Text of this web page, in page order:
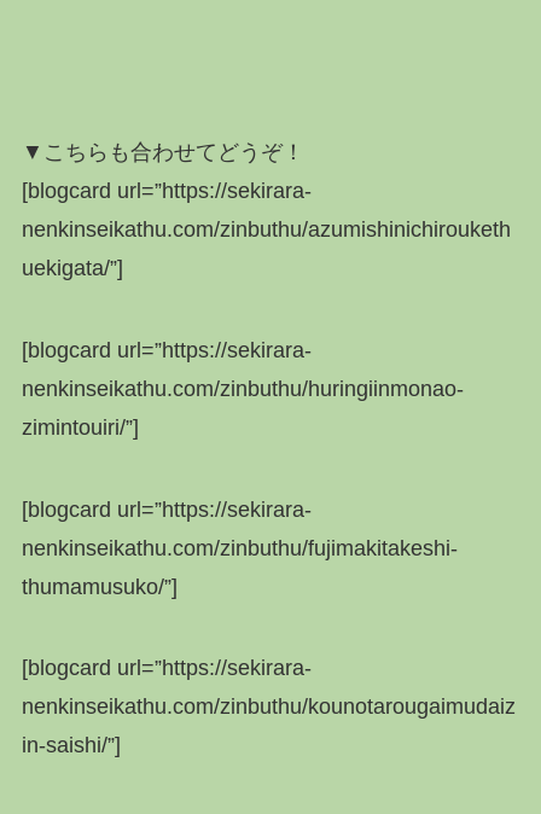
▼こちらも合わせてどうぞ！
[blogcard url=”https://sekirara-
nenkinseikathu.com/zinbuthu/azumishinichirouketh
uekigata/”]
[blogcard url=”https://sekirara-
nenkinseikathu.com/zinbuthu/huringiinmonao-
zimintouiri/”]
[blogcard url=”https://sekirara-
nenkinseikathu.com/zinbuthu/fujimakitakeshi-
thumamusuko/”]
[blogcard url=”https://sekirara-
nenkinseikathu.com/zinbuthu/kounotarougaimudaiz
in-saishi/”]